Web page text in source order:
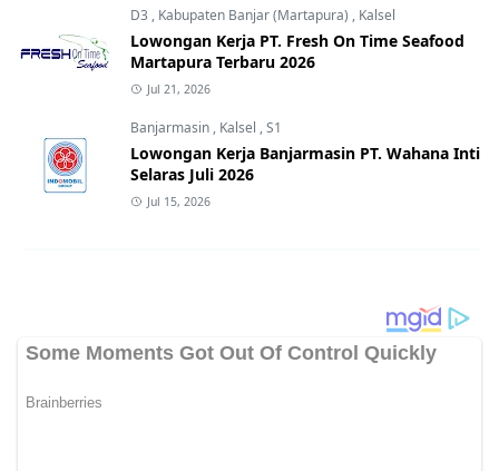
D3 , Kabupaten Banjar (Martapura) , Kalsel
Lowongan Kerja PT. Fresh On Time Seafood
Martapura Terbaru 2026
Jul 21, 2026
Banjarmasin , Kalsel ,S1
Lowongan Kerja Banjarmasin PT. Wahana Inti
Selaras Juli 2026
Jul 15, 2026